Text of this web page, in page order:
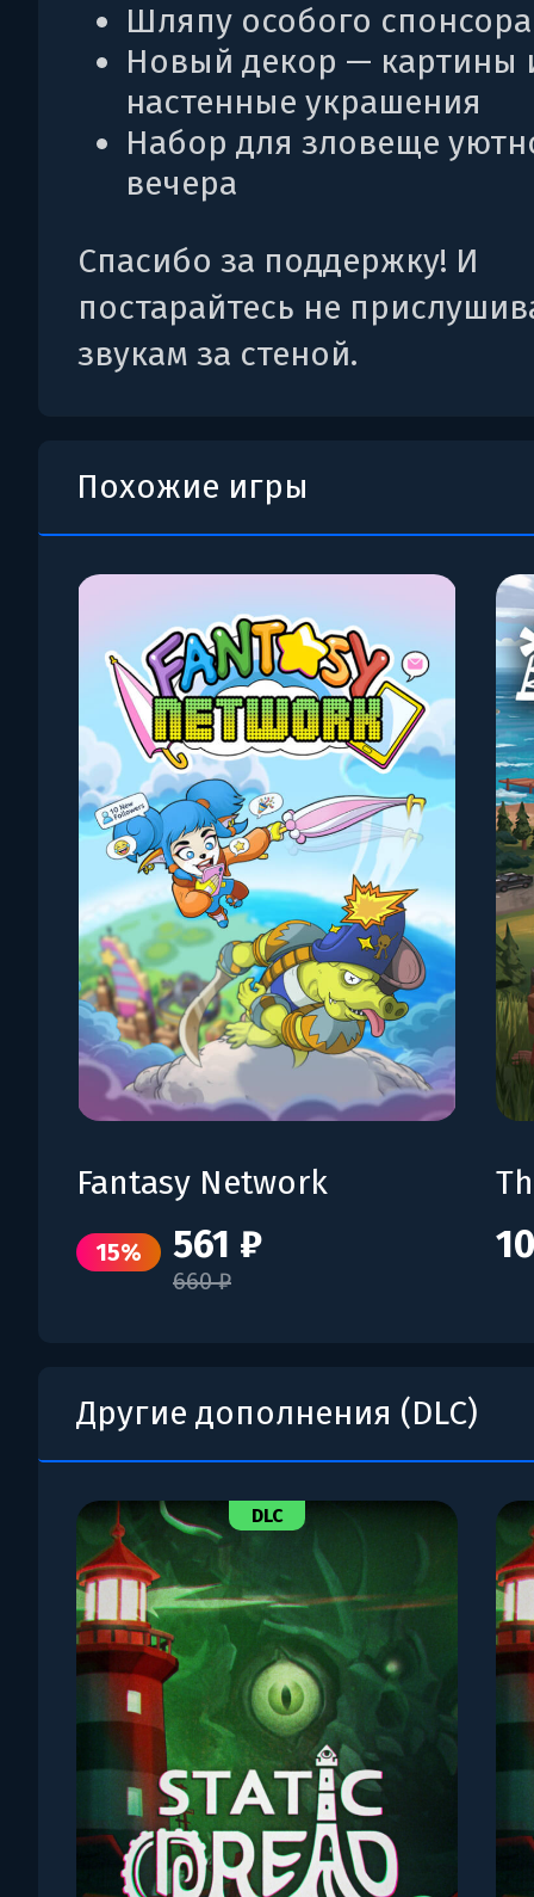
Шляпу особого спонсора
Новый декор — картины
настенные украшения
Набор для зловеще
вечера
Спасибо за поддержку! И
постарайтесь не
звукам за стеной.
Похожие игры
Fantasy Network
15% 561 ₽
660 ₽
Другие дополнения (DLC)
DLC